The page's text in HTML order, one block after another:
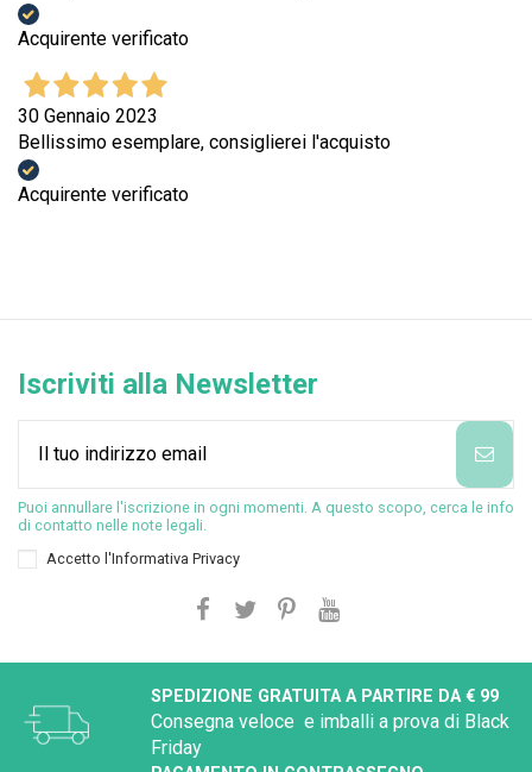
Acquirente verificato
30 Gennaio 2023
Bellissimo esemplare, consiglierei l'acquisto
Acquirente verificato
Iscriviti alla Newsletter
Puoi annullare l'iscrizione in ogni momenti. A questo scopo, cerca le info
di contatto nelle note legali.
Accetto l'Informativa Privacy
SPEDIZIONE GRATUITA A PARTIRE DA € 99
Consegna veloce e imballi a prova di Black
Friday